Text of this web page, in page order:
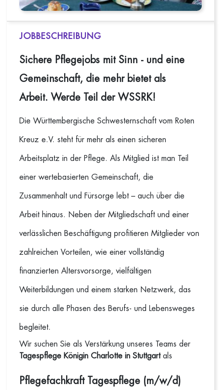
JOBBESCHREIBUNG
Sichere Pflegejobs mit Sinn - und eine
Gemeinschaft, die mehr bietet als
Arbeit. Werde Teil der WSSRK!
Die Württembergische Schwesternschaft vom Roten
Kreuz e.V. steht für mehr als einen sicheren
Arbeitsplatz in der Pflege. Als Mitglied ist man Teil
einer wertebasierten Gemeinschaft, die
Zusammenhalt und Fürsorge lebt – auch über die
Arbeit hinaus. Neben der Mitgliedschaft und einer
verlässlichen Beschäftigung profitieren Mitglieder von
zahlreichen Vorteilen, wie einer vollständig
finanzierten Altersvorsorge, vielfältigen
Weiterbildungen und einem starken Netzwerk, das
sie durch alle Phasen des Berufs- und Lebensweges
begleitet.
Wir suchen Sie als Verstärkung unseres Teams der
Tagespflege Königin Charlotte in Stuttgartals
Pflegefachkraft Tagespflege (m/w/d)